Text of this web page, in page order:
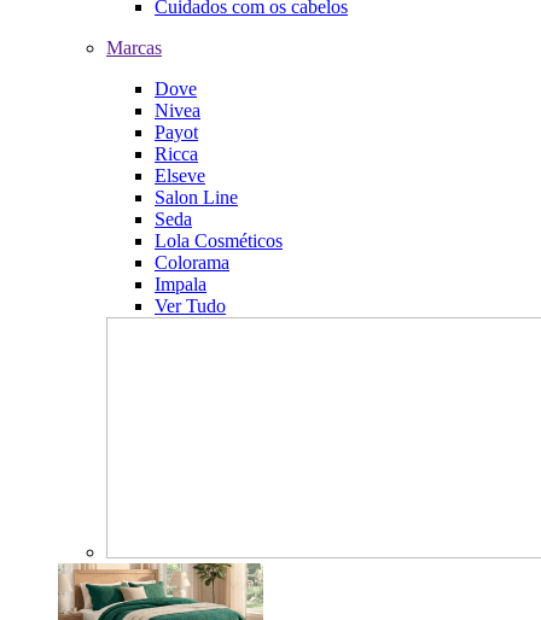
Cuidados com os cabelos
Marcas
Dove
Nivea
Payot
Ricca
Elseve
Salon Line
Seda
Lola Cosméticos
Colorama
Impala
Ver Tudo